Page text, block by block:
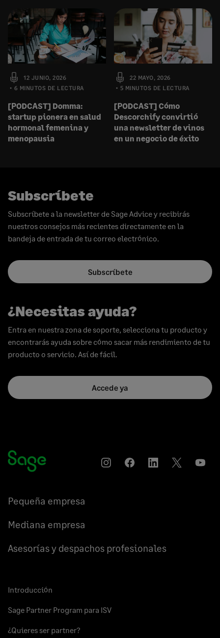
12 JUNIO, 2026
6 MINUTOS DE LECTURA
[PODCAST] Domma:
startup pionera en salud
hormonal femenina y
menopausia
22 MAYO, 2026
5 MINUTOS DE LECTURA
[PODCAST] Cómo
Descorchify convirtió
una newsletter de vinos
en un negocio de éxito
Subscríbete
Subscríbete a la newsletter de Sage Advice y recibirás
nuestros consejos más recientes directamente en la
bandeja de entrada de tu correo electrónico.
Subscríbete
¿Necesitas ayuda?
Entra en nuestra zona de soporte, selecciona tu producto y
encontrarás ayuda sobre cómo sacar más rendimiento de tu
producto o servicio. Así de fácil.
Accede ya
InstagramCompartirCompartirCompartir
Pequeña empresa
Mediana empresa
Asesorías y despachos profesionales
Introducción
Sage Partner Program para ISV
¿Quieres ser partner?